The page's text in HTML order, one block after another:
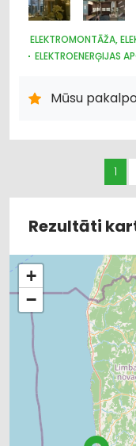
ELEKTROMONTĀŽA,
ELEKTROENERĢIJAS
ARHITEKTŪRA,
Mūsu
1
Rezultāti
+
−